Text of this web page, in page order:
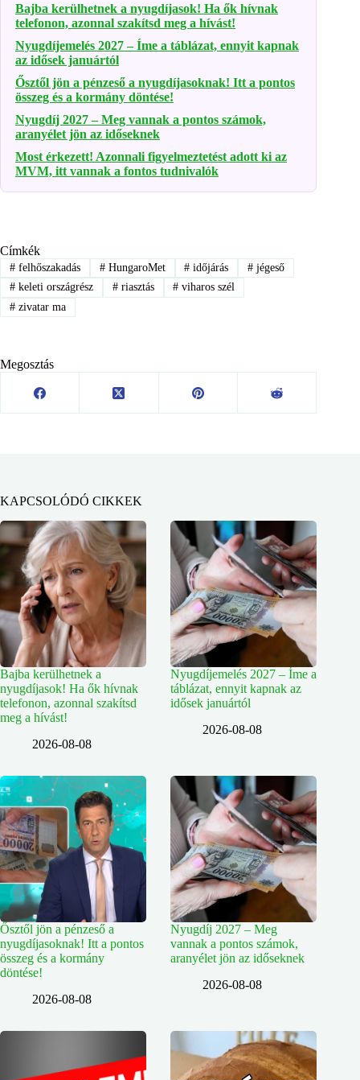
Bajba kerülhetnek a nyugdíjasok! Ha ők hívnak
telefonon, azonnal szakítsd meg a hívást!
Nyugdíjemelés 2027 – Íme a táblázat, ennyit kapnak
az idősek januártól
Ősztől jön a pénzeső a nyugdíjasoknak! Itt a pontos
összeg és a kormány döntése!
Nyugdíj 2027 – Meg vannak a pontos számok,
aranyélet jön az időseknek
Most érkezett! Azonnali figyelmeztetést adott ki az
MVM, itt vannak a fontos tudnivalók
Címkék
#felhőszakadás #HungaroMet # időjárás # jégeső
#keleti országrész #riasztás # viharos szél
#zivatar ma
Megosztás
KAPCSOLÓDÓ CIKKEK
Bajba kerülhetnek a
nyugdíjasok! Ha ők hívnak
telefonon, azonnal szakítsd
meg a hívást!
2026-08-08
Nyugdíjemelés 2027 – Íme a
táblázat, ennyit kapnak az
idősek januártól
2026-08-08
Ősztől jön a pénzeső a
nyugdíjasoknak! Itt a pontos
összeg és a kormány
döntése!
2026-08-08
Nyugdíj 2027 – Meg
vannak a pontos számok,
aranyélet jön az időseknek
2026-08-08